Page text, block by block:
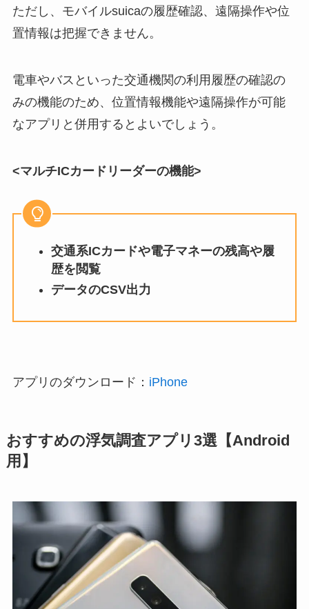
ただし、モバイルsuicaの履歴確認、遠隔操作や位
置情報は把握できません。
電車やバスといった交通機関の利用履歴の確認の
みの機能のため、位置情報機能や遠隔操作が可能
なアプリと併用するとよいでしょう。
<マルチICカードリーダーの機能>
交通系ICカードや電子マネーの残高や履
歴を閲覧
データのCSV出力
アプリのダウンロード： iPhone
おすすめの浮気調査アプリ3選【Android
用】